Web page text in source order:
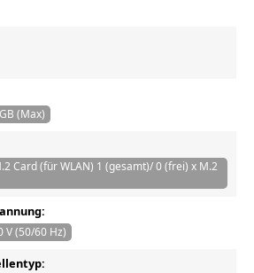
(Max)
Card (für WLAN) 1 (gesamt)/ 0 (frei) x M.2
V (50/60 Hz)